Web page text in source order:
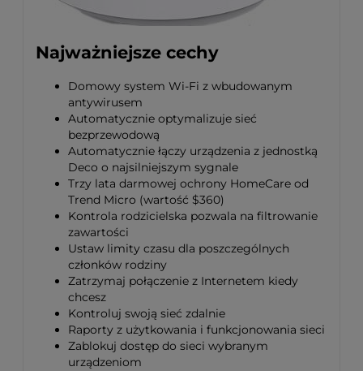
Najważniejsze cechy
Domowy system Wi‑Fi z wbudowanym
antywirusem
Automatycznie optymalizuje sieć
bezprzewodową
Automatycznie łączy urządzenia z jednostką
Deco o najsilniejszym sygnale
Trzy lata darmowej ochrony HomeCare od
Trend Micro (wartość $360)
Kontrola rodzicielska pozwala na filtrowanie
zawartości
Ustaw limity czasu dla poszczególnych
członków rodziny
Zatrzymaj połączenie z Internetem kiedy
chcesz
Kontroluj swoją sieć zdalnie
Raporty z użytkowania i funkcjonowania sieci
Zablokuj dostęp do sieci wybranym
urządzeniom